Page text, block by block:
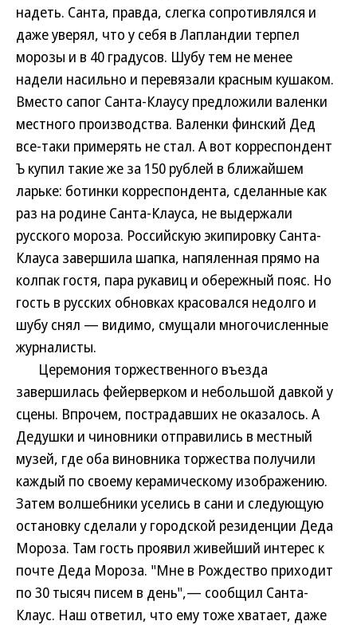
надеть. Санта, правда, слегка сопротивлялся и
даже уверял, что у себя в Лапландии терпел
морозы и в 40 градусов. Шубу тем не менее
надели насильно и перевязали красным кушаком.
Вместо сапог Санта-Клаусу предложили валенки
местного производства. Валенки финский Дед
все-таки примерять не стал. А вот корреспондент
Ъ купил такие же за 150 рублей в ближайшем
ларьке: ботинки корреспондента, сделанные как
раз на родине Санта-Клауса, не выдержали
русского мороза. Российскую экипировку Санта-
Клауса завершила шапка, напяленная прямо на
колпак гостя, пара рукавиц и обережный пояс. Но
гость в русских обновках красовался недолго и
шубу снял — видимо, смущали многочисленные
журналисты.
Церемония торжественного въезда
завершилась фейерверком и небольшой давкой у
сцены. Впрочем, пострадавших не оказалось. А
Дедушки и чиновники отправились в местный
музей, где оба виновника торжества получили
каждый по своему керамическому изображению.
Затем волшебники уселись в сани и следующую
остановку сделали у городской резиденции Деда
Мороза. Там гость проявил живейший интерес к
почте Деда Мороза. "Мне в Рождество приходит
по 30 тысяч писем в день",— сообщил Санта-
Клаус. Наш ответил, что ему тоже хватает, даже